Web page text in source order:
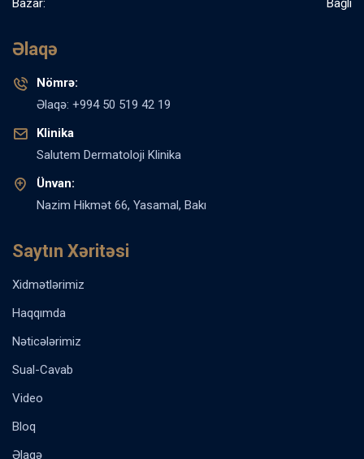
Əlaqə
Nömrə:
Əlaqə: +994 50 519 42 19
Klinika
Salutem Dermatoloji Klinika
Ünvan:
Nazim Hikmət 66, Yasamal, Bakı
Saytın Xəritəsi
Xidmətlərimiz
Haqqımda
Nəticələrimiz
Sual-Cavab
Video
Bloq
Əlaqə